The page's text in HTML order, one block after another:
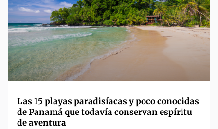
Las 15 playas paradisíacas y poco conocidas
de Panamá que todavía conservan espíritu
de aventura